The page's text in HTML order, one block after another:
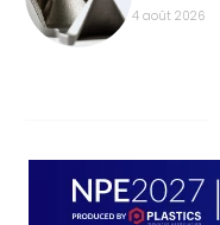
4 août 2026